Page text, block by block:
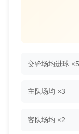
交锋场均进球 ×5
主队场均 ×3
客队场均 ×2